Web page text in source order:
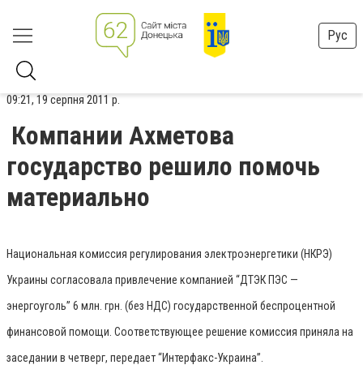
Рус
09:21, 19 серпня 2011 р.
Компании Ахметова
государство решило помочь
материально
Национальная комиссия регулирования электроэнергетики (НКРЭ)
Украины согласовала привлечение компанией “ДТЭК ПЭС —
энергоуголь” 6 млн. грн. (без НДС) государственной беспроцентной
финансовой помощи. Соответствующее решение комиссия приняла на
заседании в четверг, передает “Интерфакс-Украина”.